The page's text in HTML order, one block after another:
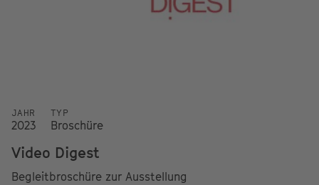
JAHR
2023
TYP
Broschüre
Video Digest
Begleitbroschüre zur Ausstellung